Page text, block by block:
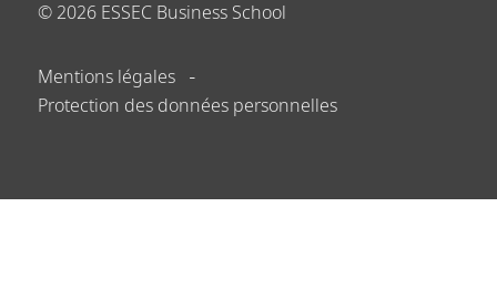
© 2026 ESSEC Business School
Mentions légales
Protection des données personnelles